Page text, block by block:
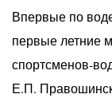
Впервые по
первые летние
спортсменов-
Е.П.